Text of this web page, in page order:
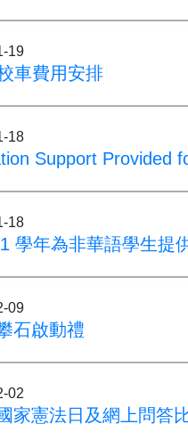
19
車費用安排
18
18
09
石啟動禮
02
家憲法日及網上問答